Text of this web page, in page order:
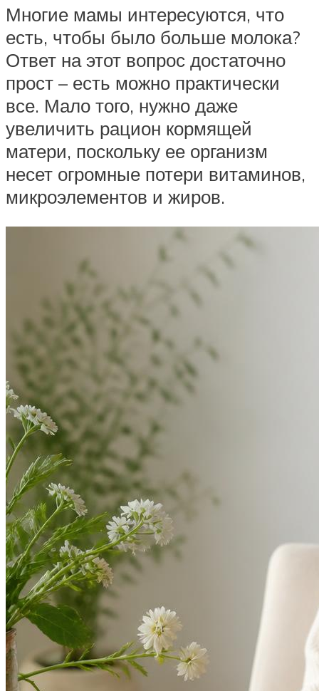
Многие мамы интересуются, что
есть, чтобы было больше молока?
Ответ на этот вопрос достаточно
прост – есть можно практически
все. Мало того, нужно даже
увеличить рацион кормящей
матери, поскольку ее организм
несет огромные потери витаминов,
микроэлементов и жиров.